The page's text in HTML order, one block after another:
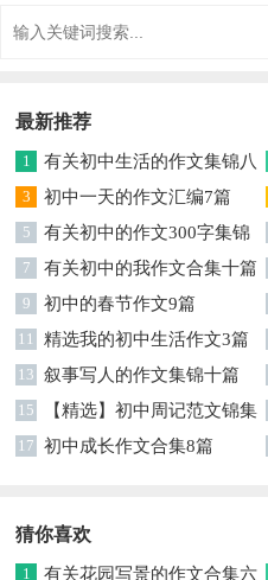
最新推荐
1
有关初中生活的作文集锦八
篇
3 初中一天的作文汇编7篇
5
有关初中的作文300字集锦
七篇
7 有关初中的我作文合集十篇
9 初中的春节作文9篇
11 精选我的初中生活作文3篇
13 叙事写人的作文集锦十篇
15
【精选】初中周记范文锦集
9篇
17 初中成长作文合集8篇
猜你喜欢
1 有关花园写景的作文合集六